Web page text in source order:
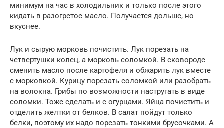
минимум на час в холодильник и только после этого
кидать в разогретое масло. Получается дольше, но
вкуснее.
Лук и сырую морковь почистить. Лук порезать на
четвертушки колец, а морковь соломкой. В сковороде
сменить масло после картофеля и обжарить лук вместе
с морковкой. Курицу порезать соломкой или разобрать
на волокна. Грибы по возможности настругать в виде
соломки. Тоже сделать и с огурцами. Яйца почистить и
отделить желтки от белков. В салат пойдут только
белки, поэтому их надо порезать тонкими брусочками. А